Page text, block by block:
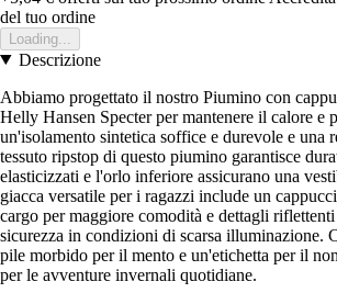
del tuo ordine
Loading...
Descrizione
Abbiamo progettato il nostro Piumino con
Helly Hansen Specter per mantenere il calore e
un'isolamento sintetica soffice e durevole e una
tessuto ripstop di questo piumino garantisce
elasticizzati e l'orlo inferiore assicurano una
giacca versatile per i ragazzi include un
cargo per maggiore comodità e dettagli
sicurezza in condizioni di scarsa illuminazione.
pile morbido per il mento e un'etichetta per il
per le avventure invernali quotidiane.